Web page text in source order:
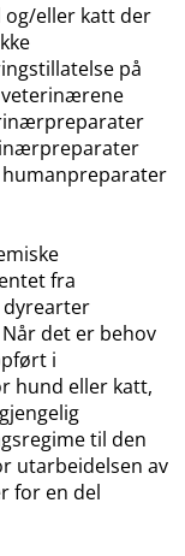
og​/​eller katt der
på
veterinærene
fra
det er behov
i
hund eller katt,
til den
utarbeidelsen av
for en del